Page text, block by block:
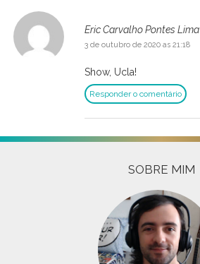
Eric Carvalho Pontes Lima
3 de outubro de 2020 as 21:18
Show, Ucla!
Responder o comentário
SOBRE MIM